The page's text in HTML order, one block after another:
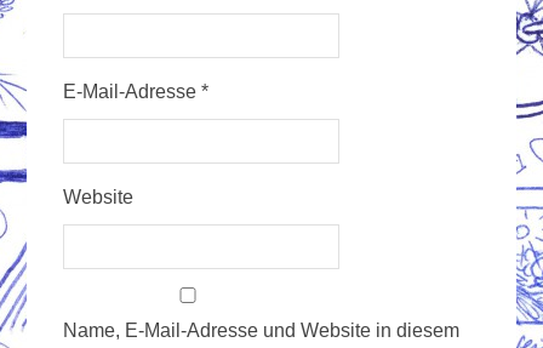
E-Mail-Adresse*
Website
Name, E-Mail-Adresse und Website in diesem